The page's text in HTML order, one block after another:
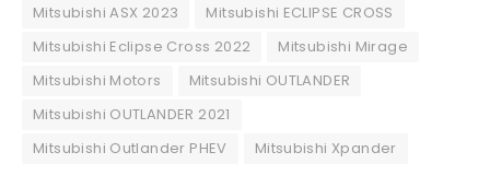
Mitsubishi ASX 2023
Mitsubishi ECLIPSE CROSS
Mitsubishi Eclipse Cross 2022
Mitsubishi Mirage
Mitsubishi Motors
Mitsubishi OUTLANDER
Mitsubishi OUTLANDER 2021
Mitsubishi Outlander PHEV
Mitsubishi Xpander